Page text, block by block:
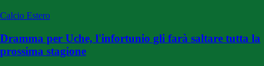
Calcio Estero
Dramma per Uche, l'infortunio gli farà saltare tutta la
prossima stagione